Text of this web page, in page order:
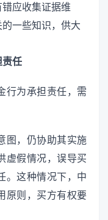
应收集证据维
一些知识，供大
责任
行为承担责任，需
图，仍协助其实施
虚假情况，误导买
。这种情况下，中
原则，买方有权要